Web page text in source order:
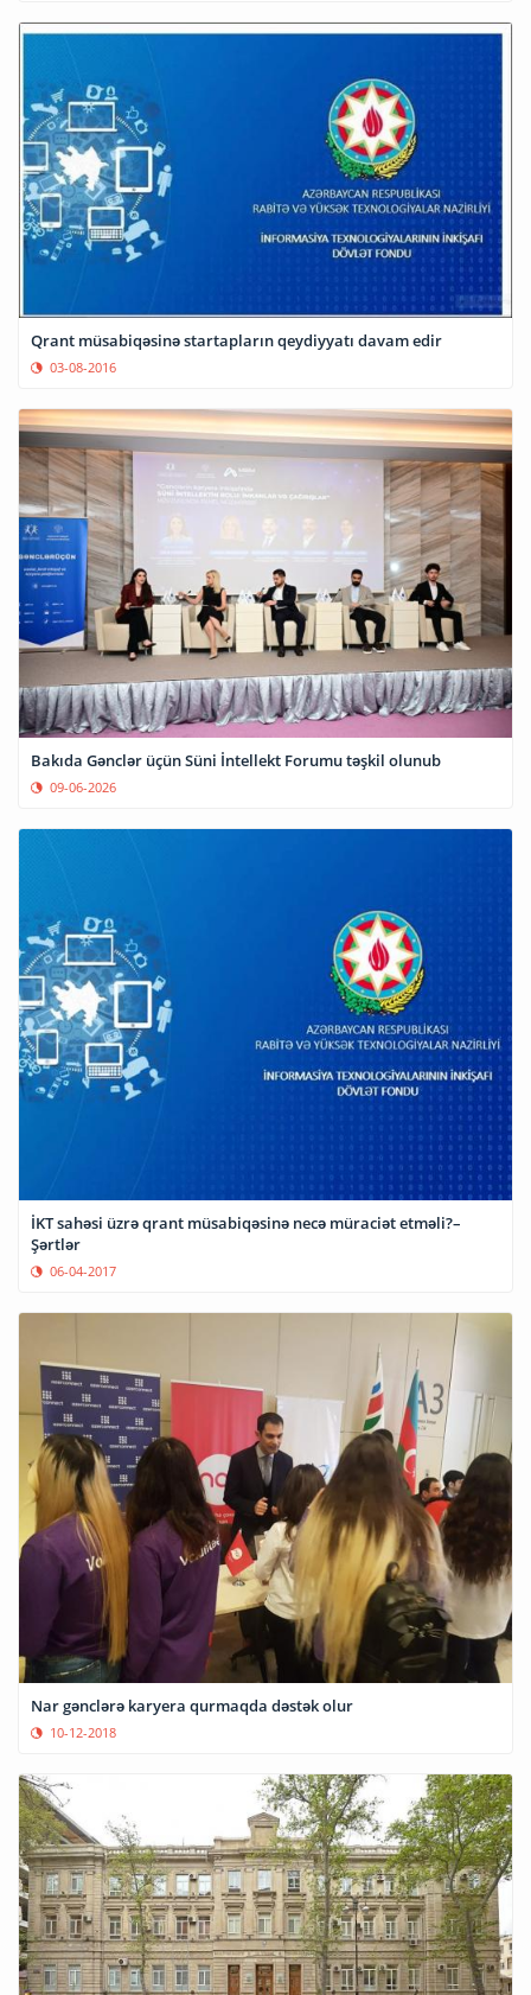
Qrant müsabiqəsinə startapların qeydiyyatı davam edir
03-08-2016
Bakıda Gənclər üçün Süni İntellekt Forumu təşkil olunub
09-06-2026
İKT sahəsi üzrə qrant müsabiqəsinə necə müraciət etməli?–
Şərtlər
06-04-2017
Nar gənclərə karyera qurmaqda dəstək olur
10-12-2018